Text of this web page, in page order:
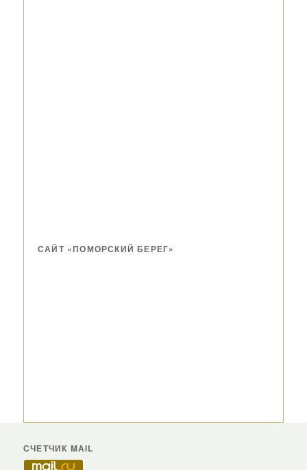
САЙТ «ПОМОРСКИЙ БЕРЕГ»
СЧЕТЧИК MAIL